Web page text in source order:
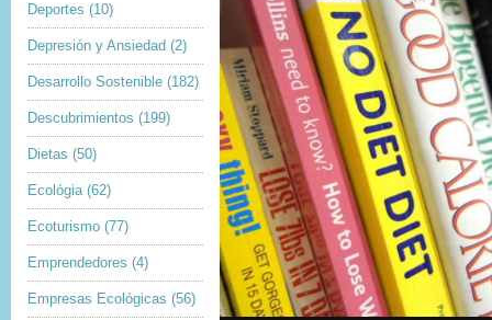
Deportes (10)
Depresión y Ansiedad (2)
Desarrollo Sostenible (182)
Descubrimientos (199)
Dietas (50)
Ecológia (62)
Ecoturismo (77)
Emprendedores (4)
Empresas Ecológicas (56)